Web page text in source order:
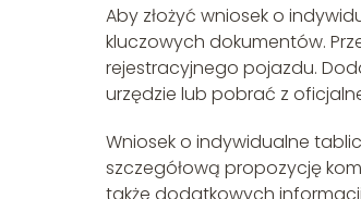
Aby złożyć wniosek o
kluczowych dokumentów.
rejestracyjnego pojazdu.
urzędzie lub pobrać z
Wniosek o indywidualne
szczegółową propozycję
także dodatkowych